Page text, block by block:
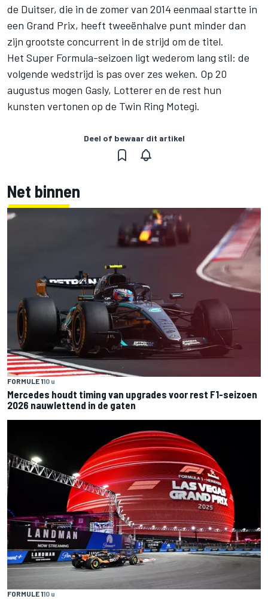
de Duitser, die in de zomer van 2014 eenmaal startte in
een Grand Prix, heeft tweeënhalve punt minder dan
zijn grootste concurrent in de strijd om de titel.
Het Super Formula-seizoen ligt wederom lang stil: de
volgende wedstrijd is pas over zes weken. Op 20
augustus mogen Gasly, Lotterer en de rest hun
kunsten vertonen op de Twin Ring Motegi.
Deel of bewaar dit artikel
Net binnen
FORMULE 110 u
Mercedes houdt timing van upgrades voor rest F1-seizoen
2026 nauwlettend in de gaten
FORMULE 110 u